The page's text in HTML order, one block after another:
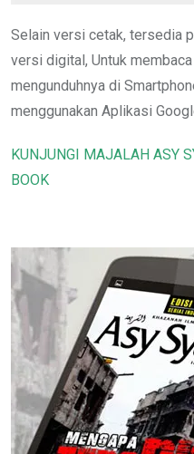
Selain versi cetak, tersedia
versi digital, Untuk
mengunduhnya di
menggunakan Aplikasi
KUNJUNGI MAJALAH ASY
BOOK